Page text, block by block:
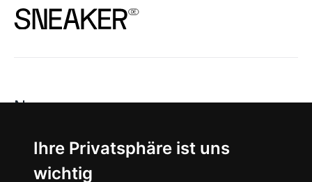
Ihre Privatsphäre ist uns
wichtig
News
About